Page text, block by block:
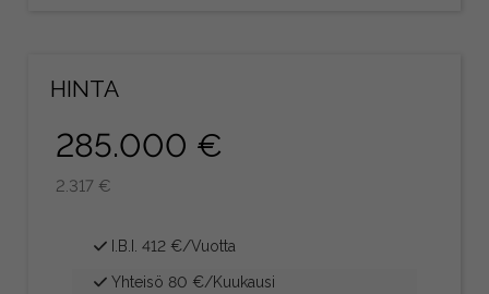
HINTA
285.000 €
2.317 €
I.B.I. 412 €/Vuotta
Yhteisö 80 €/Kuukausi